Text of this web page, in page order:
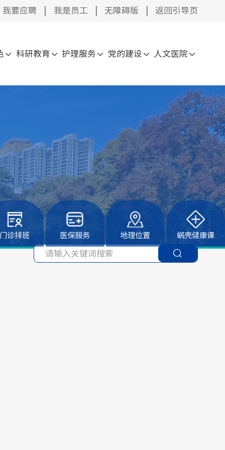
我要应聘 我是员工 无障碍版 返回引导页
科研教育 护理服务 党的建设 人文医院
诊排班 医保服务 地理位置 蜗壳健康课